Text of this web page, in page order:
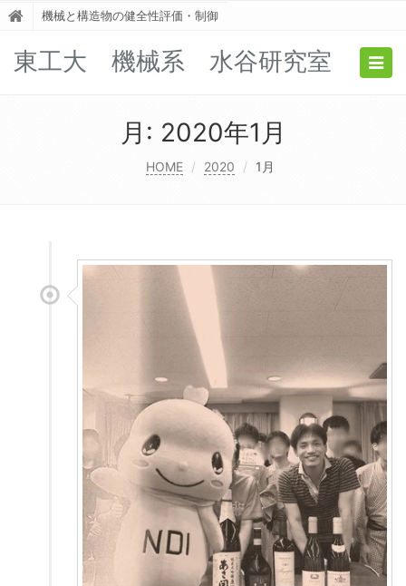
機械と構造物の健全性評価・制御
東工大 機械系 水谷研究室
月: 2020年1月
HOME 2020 1月